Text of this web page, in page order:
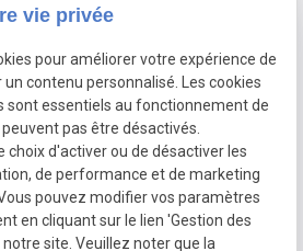
Nous suivre
trending_flat
Plan du site
Mentions
vie privée
pour améliorer votre expérience de
contenu personnalisé. Les cookies
sont essentiels au fonctionnement de
pas être désactivés.
choix d'activer ou de désactiver les
de performance et de marketing
pouvez modifier vos paramètres
en cliquant sur le lien 'Gestion des
site. Veuillez noter que la